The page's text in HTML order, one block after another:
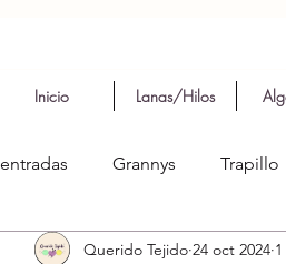
Inicio Lanas/Hilos
Grannys Trapillo
Querido Tejido 24 oct 2024